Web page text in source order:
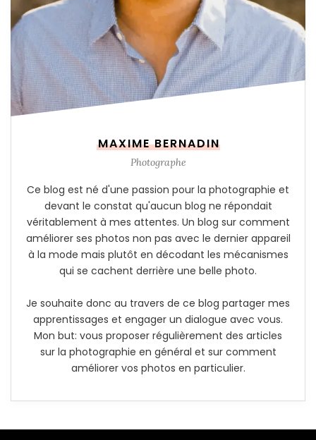
MAXIME BERNADIN
Photographe
Ce blog est né d'une passion pour la photographie et
devant le constat qu'aucun blog ne répondait
véritablement à mes attentes. Un blog sur comment
améliorer ses photos non pas avec le dernier appareil
à la mode mais plutôt en décodant les mécanismes
qui se cachent derrière une belle photo.
Je souhaite donc au travers de ce blog partager mes
apprentissages et engager un dialogue avec vous.
Mon but: vous proposer régulièrement des articles
sur la photographie en général et sur comment
améliorer vos photos en particulier.